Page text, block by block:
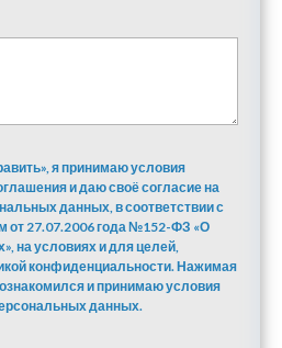
я принимаю условия
и даю своё согласие на
данных, в соответствии с
от 27.07.2006 года №152-ФЗ «О
на условиях и для целей,
конфиденциальности. Нажимая
ознакомился и принимаю условия
данных.